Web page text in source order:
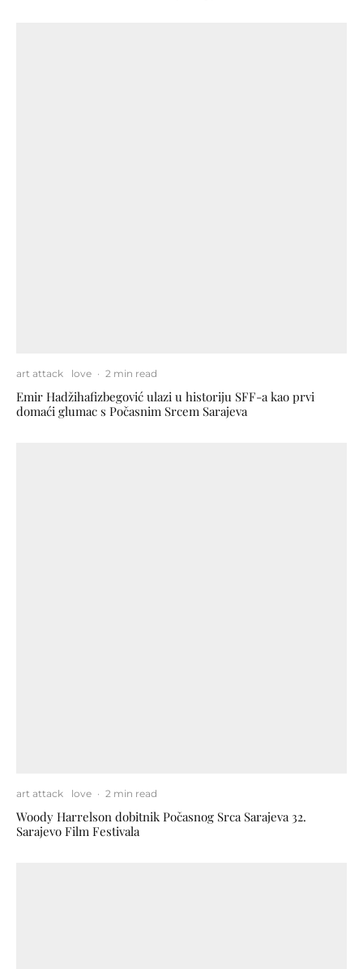
art attack love · 2 min read
Emir Hadžihafizbegović ulazi u historiju SFF-a kao prvi
domaći glumac s Počasnim Srcem Sarajeva
art attack love · 2 min read
Woody Harrelson dobitnik Počasnog Srca Sarajeva 32.
Sarajevo Film Festivala